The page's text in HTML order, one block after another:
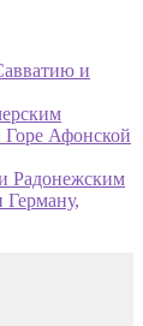
и
Афонской
Радонежским